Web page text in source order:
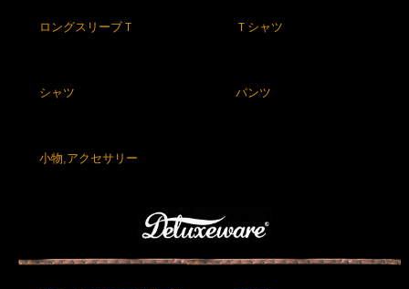
ロングスリーブＴ Ｔシャツ
シャツ パンツ
小物,アクセサリー